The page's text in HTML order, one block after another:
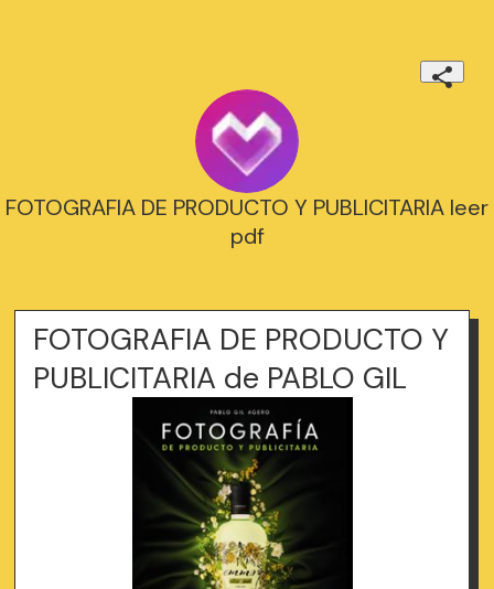
FOTOGRAFIA DE PRODUCTO Y PUBLICITARIA leer
pdf
FOTOGRAFIA DE PRODUCTO Y
PUBLICITARIA de PABLO GIL